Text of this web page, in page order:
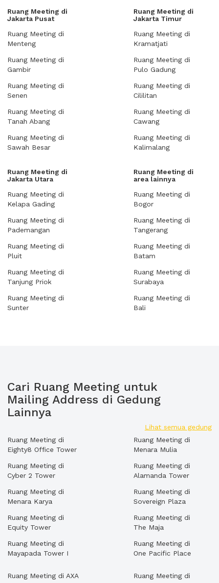
Ruang Meeting di
Jakarta Pusat
Ruang Meeting di
Menteng
Ruang Meeting di
Gambir
Ruang Meeting di
Senen
Ruang Meeting di
Tanah Abang
Ruang Meeting di
Sawah Besar
Ruang Meeting di
Jakarta Timur
Ruang Meeting di
Kramatjati
Ruang Meeting di
Pulo Gadung
Ruang Meeting di
Cililitan
Ruang Meeting di
Cawang
Ruang Meeting di
Kalimalang
Ruang Meeting di
Jakarta Utara
Ruang Meeting di
Kelapa Gading
Ruang Meeting di
Pademangan
Ruang Meeting di
Pluit
Ruang Meeting di
Tanjung Priok
Ruang Meeting di
Sunter
Ruang Meeting di
area lainnya
Ruang Meeting di
Bogor
Ruang Meeting di
Tangerang
Ruang Meeting di
Batam
Ruang Meeting di
Surabaya
Ruang Meeting di
Bali
Cari Ruang Meeting untuk
Mailing Address di Gedung
Lainnya
Lihat semua gedung
Ruang Meeting di
Eighty8 Office Tower
Ruang Meeting di
Cyber 2 Tower
Ruang Meeting di
Menara Karya
Ruang Meeting di
Equity Tower
Ruang Meeting di
Mayapada Tower I
Ruang Meeting di
Menara Mulia
Ruang Meeting di
Alamanda Tower
Ruang Meeting di
Sovereign Plaza
Ruang Meeting di
The Maja
Ruang Meeting di
One Pacific Place
Ruang Meeting di AXA
Ruang Meeting di